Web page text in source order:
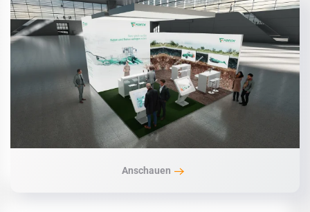
Anschauen